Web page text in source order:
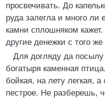
просвечивать. До
руда залегла и много ли
камни сплошняком
другие денежки с того
Для догляду да
богатыря каменная
бойкая, на лету легкая,
пестрое. Не разберешь,